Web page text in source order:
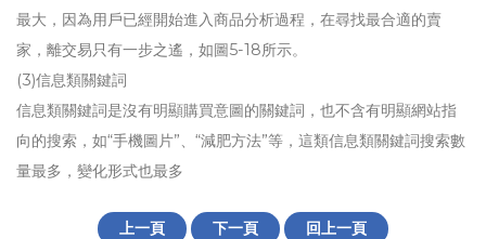
最大，因為用戶已經開始進入商品分析過程，在尋找最合適的賣
家，離交易只有一步之遙，如圖5-18所示。
(3)信息類關鍵詞
信息類關鍵詞是沒有明顯購買意圖的關鍵詞，也不含有明顯網站指
向的搜索，如“手機圖片”、“減肥方法”等，這類信息類關鍵詞搜索數
量最多，變化形式也最多
上一頁 下一頁 回上一頁